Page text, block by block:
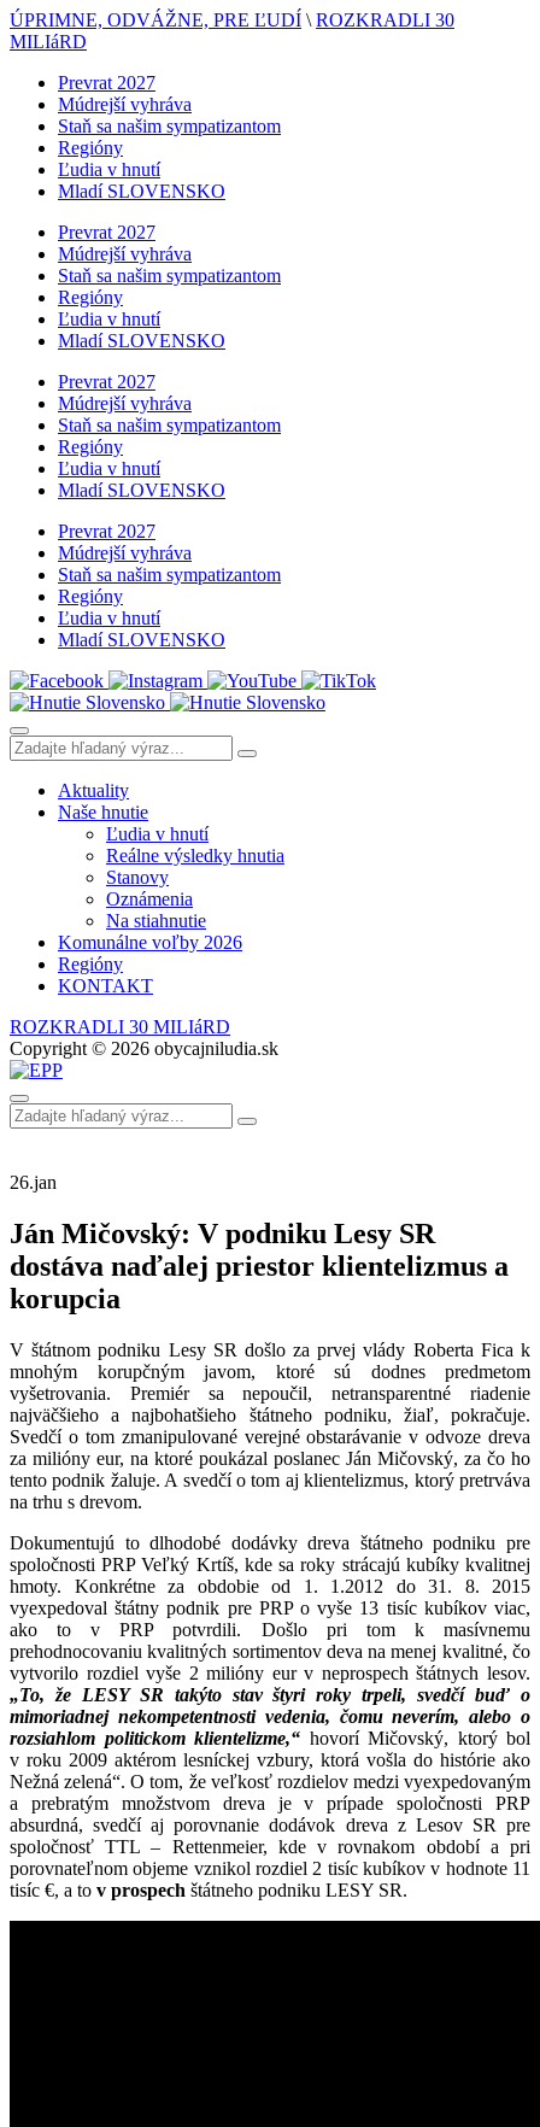
ÚPRIMNE, ODVÁŽNE, PRE ĽUDÍ \ ROZKRADLI 30
MILIáRD
Prevrat 2027
Múdrejší vyhráva
Staň sa našim sympatizantom
Regióny
Ľudia v hnutí
Mladí SLOVENSKO
Prevrat 2027
Múdrejší vyhráva
Staň sa našim sympatizantom
Regióny
Ľudia v hnutí
Mladí SLOVENSKO
Prevrat 2027
Múdrejší vyhráva
Staň sa našim sympatizantom
Regióny
Ľudia v hnutí
Mladí SLOVENSKO
Prevrat 2027
Múdrejší vyhráva
Staň sa našim sympatizantom
Regióny
Ľudia v hnutí
Mladí SLOVENSKO
Aktuality
Naše hnutie
Ľudia v hnutí
Reálne výsledky hnutia
Stanovy
Oznámenia
Na stiahnutie
Komunálne voľby 2026
Regióny
KONTAKT
ROZKRADLI 30 MILIáRD
Copyright © 2026 obycajniludia.sk
26.jan
Ján Mičovský: V podniku Lesy SR
dostáva naďalej priestor klientelizmus a
korupcia
V štátnom podniku Lesy SR došlo za prvej vlády Roberta Fica k
mnohým korupčným javom, ktoré sú dodnes predmetom
vyšetrovania. Premiér sa nepoučil, netransparentné riadenie
najväčšieho a najbohatšieho štátneho podniku, žiaľ, pokračuje.
Svedčí o tom zmanipulované verejné obstarávanie v odvoze dreva
za milióny eur, na ktoré poukázal poslanec Ján Mičovský, za čo ho
tento podnik žaluje. A svedčí o tom aj klientelizmus, ktorý pretrváva
na trhu s drevom.
Dokumentujú to dlhodobé dodávky dreva štátneho podniku pre
spoločnosti PRP Veľký Krtíš, kde sa roky strácajú kubíky kvalitnej
hmoty. Konkrétne za obdobie od 1. 1.2012 do 31. 8. 2015
vyexpedoval štátny podnik pre PRP o vyše 13 tisíc kubíkov viac,
ako to v PRP potvrdili. Došlo pri tom k masívnemu
prehodnocovaniu kvalitných sortimentov deva na menej kvalitné, čo
vytvorilo rozdiel vyše 2 milióny eur v neprospech štátnych lesov.
„To, že LESY SR takýto stav štyri roky trpeli, svedčí buď o
mimoriadnej nekompetentnosti vedenia, čomu neverím, alebo o
rozsiahlom politickom klientelizme,“ hovorí Mičovský, ktorý bol
v roku 2009 aktérom lesníckej vzbury, ktorá vošla do histórie ako
Nežná zelená“. O tom, že veľkosť rozdielov medzi vyexpedovaným
a prebratým množstvom dreva je v prípade spoločnosti PRP
absurdná, svedčí aj porovnanie dodávok dreva z Lesov SR pre
spoločnosť TTL – Rettenmeier, kde v rovnakom období a pri
porovnateľnom objeme vznikol rozdiel 2 tisíc kubíkov v hodnote 11
tisíc €, a to v prospech štátneho podniku LESY SR.